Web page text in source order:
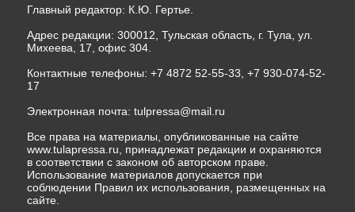
Главный редактор: К.Ю. Гертье.
Адрес редакции: 300012, Тульская область, г. Тула, ул.
Михеева, 17, офис 304.
Контактные телефоны: +7 4872 52-55-33, +7 930-074-52-
17
Электронная почта: tulpressa@mail.ru
Все права на материалы, опубликованные на сайте
www.tulapressa.ru, принадлежат редакции и охраняются
в соответствии с законом об авторском праве.
Использование материалов допускается при
соблюдении Правил их использования, размещенных на
сайте.